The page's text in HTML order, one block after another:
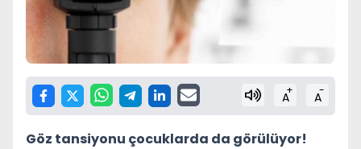
A+ A-
Göz tansiyonu çocuklarda da görülüyor!